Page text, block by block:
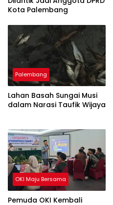
Kota Palembang
Palembang
Lahan Basah Sungai Musi
dalam Narasi Taufik Wijaya
OKI Maju Bersama
Pemuda OKI Kembali